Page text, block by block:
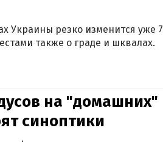
Украины резко изменится уже 7
также о граде и шквалах.
на "домашних"
синоптики